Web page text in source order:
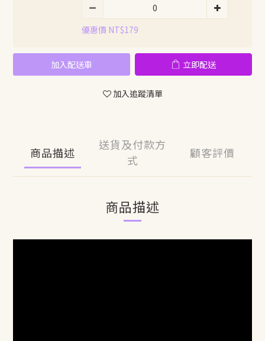
優惠價 NT$179
加入配送車 立即配送
加入追蹤清單
商品描述
送貨及付款方
式
顧客評價
商品描述